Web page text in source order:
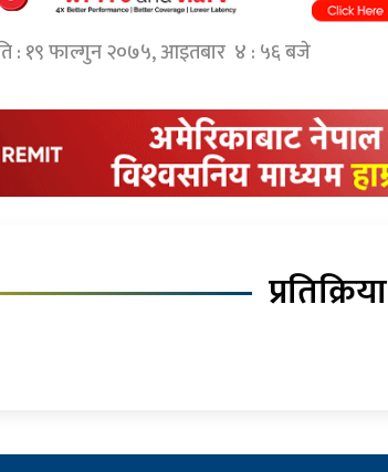
: १९ फाल्गुन २०७५, आइतबार ४ : ५६ बजे
प्रतिक्रिया